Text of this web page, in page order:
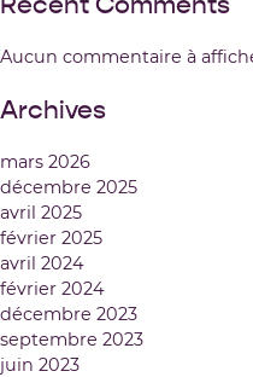
Aucun commentaire à
Archives
mars 2026
décembre 2025
avril 2025
février 2025
avril 2024
février 2024
décembre 2023
septembre 2023
juin 2023